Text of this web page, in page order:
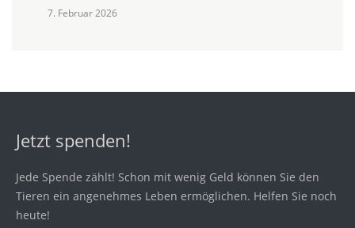
7. Februar 2026
Jetzt spenden!
Jede Spende zählt! Schon mit wenig Geld können Sie den
Tieren ein angenehmes Leben ermöglichen. Helfen Sie noch
heute!